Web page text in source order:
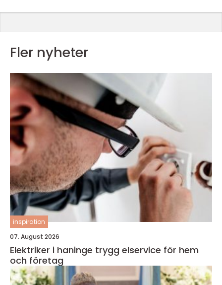
Fler nyheter
inspiration
07. August 2026
Elektriker i haninge trygg elservice för hem
och företag